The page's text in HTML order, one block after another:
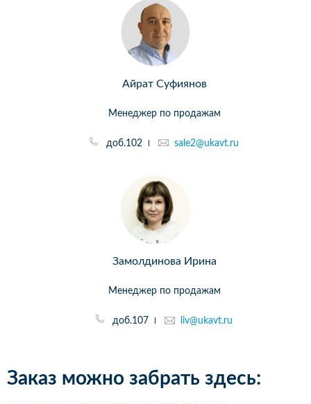
Айрат Суфиянов
Менеджер по продажам
доб.102 sale2@ukavt.ru
Замолдинова Ирина
Менеджер по продажам
доб.107 liv@ukavt.ru
Заказ можно забрать здесь: